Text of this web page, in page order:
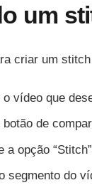
um
criar um
o vídeo que
botão de
a opção “Stitch”
segmento do